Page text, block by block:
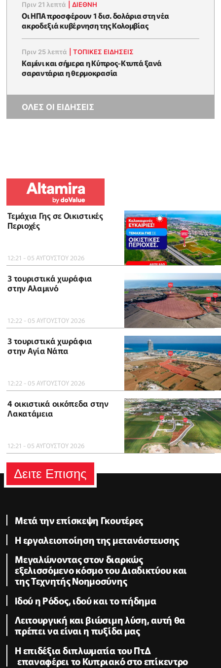
Πριν 21 λεπτά |ΔΙΕΘΝΗ
Οι ΗΠΑ προσφέρουν 1 δισ. δολάρια στη νέα
ακροδεξιά κυβέρνηση της Κολομβίας
Πριν 25 λεπτά |ΤΟΠΙΚΕΣ ΕΙΔΗΣΕΙΣ
Καμίνι και σήμερα η Κύπρος-Κτυπά ξανά
σαραντάρια η θερμοκρασία
ΟΛΕΣ ΟΙ ΕΙΔΗΣΕΙΣ
Τεμάχια Γης σε Οικιστικές
Περιοχές
12:21 - 05 ΑΥΓΟΥΣΤΟΥ 2026
3 τουριστικά χωράφια
στην Αλαμινό
12:22 - 05 ΑΥΓΟΥΣΤΟΥ 2026
3 τουριστικά χωράφια
στην Αγία Νάπα
12:22 - 05 ΑΥΓΟΥΣΤΟΥ 2026
4 οικιστικά οικόπεδα στην
Λακατάμεια
12:21 - 05 ΑΥΓΟΥΣΤΟΥ 2026
Δειτε Επισης
Μετά την επίσκεψη Γκουτέρες
Η εργαλειοποίηση της μετανάστευσης
Μεγαλώνοντας στον διαρκώς
εξελισσόμενο κόσμο του Διαδικτύου και
της Τεχνητής Νοημοσύνης
Ιδού η Ρόδος, ιδού και το πήδημα
Λειτουργική και βιώσιμη λύση, αυτή θα
πρέπει να είναι η πυξίδα μας
Η επιδέξια διπλωματία του ΠτΔ
επαναφέρει το Κυπριακό στο επίκεντρο